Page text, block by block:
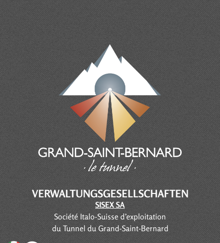
VERWALTUNGSGESELLSCHAFTEN
SISEX SA
Société Italo-Suisse d’exploitation
du Tunnel du Grand-Saint-Bernard